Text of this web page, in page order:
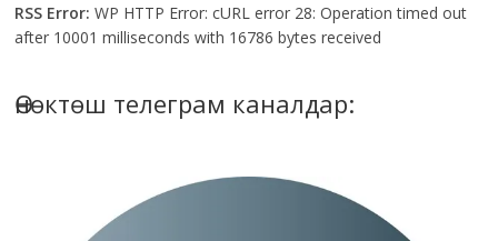
RSS Error: WP HTTP Error: cURL error 28: Operation timed out
after 10001 milliseconds with 16786 bytes received
Өнөктөш телеграм каналдар: